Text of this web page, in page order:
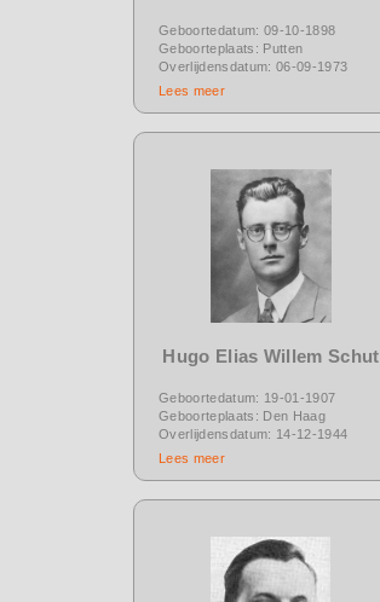
Geboortedatum: 09-10-1898
Geboorteplaats: Putten
Overlijdensdatum: 06-09-1973
Lees meer
Hugo Elias Willem Schut
Geboortedatum: 19-01-1907
Geboorteplaats: Den Haag
Overlijdensdatum: 14-12-1944
Lees meer